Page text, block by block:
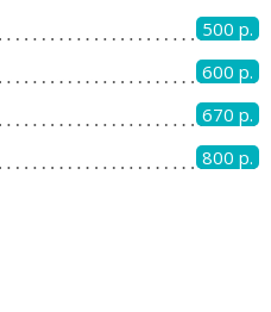
500 р.
600 р.
670 р.
800 р.